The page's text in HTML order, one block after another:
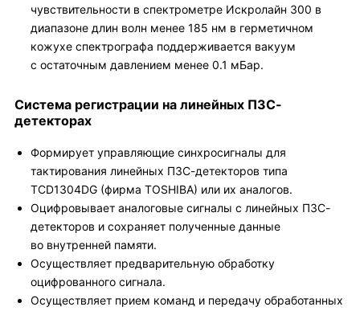
чувствительности в спектрометре Искролайн 300 в
диапазоне длин волн менее 185 нм в герметичном
кожухе спектрографа поддерживается вакуум
с остаточным давлением менее 0.1 мБар.
Система регистрации на линейных ПЗС-
детекторах
Формирует управляющие синхросигналы для
тактирования линейных ПЗС-детекторов типа
TCD1304DG (фирма TOSHIBA) или их аналогов.
Оцифровывает аналоговые сигналы с линейных ПЗС-
детекторов и сохраняет полученные данные
во внутренней памяти.
Осуществляет предварительную обработку
оцифрованного сигнала.
Осуществляет прием команд и передачу обработанных